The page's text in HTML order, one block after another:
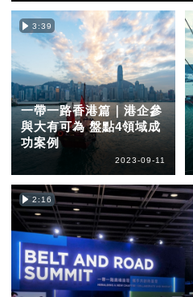
3:39
一帶一路香港篇｜港企參
與大有可為 盤點4領域成
功案例
2023-09-11
2:16